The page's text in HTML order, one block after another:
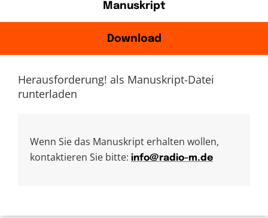
Manuskript
Download
Herausforderung! als Manuskript-Datei
runterladen
Wenn Sie das Manuskript erhalten wollen,
kontaktieren Sie bitte: info@radio-m.de